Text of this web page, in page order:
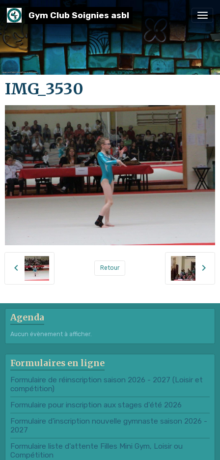
Gym Club Soignies asbl
IMG_3530
Retour
Agenda
Aucun évènement à afficher.
Formulaires en ligne
Formulaire de réinscription saison 2026 - 2027 (Loisir et
compétition)
Formulaire pour inscription aux stages d'été 2026
Formulaire d'inscription nouvelle gymnaste saison 2026 -
2027
Formulaire liste d'attente Filles Mini Gym, Loisir ou
Compétition